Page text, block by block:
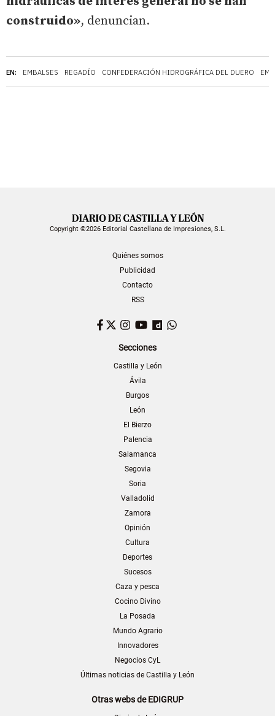
EN: EMBALSES REGADÍO CONFEDERACIÓN HIDROGRÁFICA DEL DUERO
construido», denuncian.
Copyright ©2026 Editorial Castellana de Impresiones, S.L.
Quiénes somos
Publicidad
Contacto
RSS
Facebook
TwitterInstagram
YouTubeDailymotion
Secciones
Castilla y León
Ávila
Burgos
León
El Bierzo
Palencia
Salamanca
Segovia
Soria
Valladolid
Zamora
Opinión
Cultura
Deportes
Sucesos
Caza y pesca
Cocino Divino
La Posada
Mundo Agrario
Innovadores
Negocios CyL
Últimas noticias de Castilla y León
Otras webs de EDIGRUP